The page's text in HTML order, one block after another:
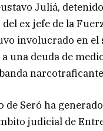
Juliá,
ex jefe de la
involucrado en el
una deuda de
de Seró ha
judicial de